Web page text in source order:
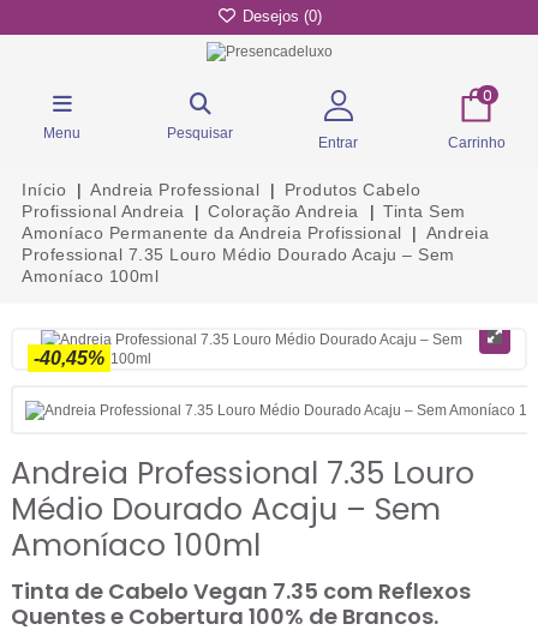
Desejos (0)
Menu Pesquisar
Entrar
0
Carrinho
Início Andreia Professional
Produtos Cabelo
Profissional Andreia
Coloração Andreia
Tinta Sem
Amoníaco Permanente da Andreia Profissional
Andreia
Professional 7.35 Louro Médio Dourado Acaju – Sem
Amoníaco 100ml
-40,45%
Andreia Professional 7.35 Louro
Médio Dourado Acaju – Sem
Amoníaco 100ml
Tinta de Cabelo Vegan 7.35 com Reflexos
Quentes e Cobertura 100% de Brancos.